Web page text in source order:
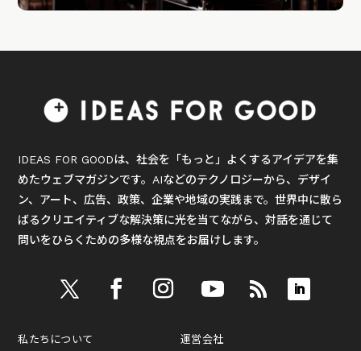
IDEAS FOR GOODは、社会を「もっと」よくするアイデアを集
めたウェブマガジンです。AIなどのテクノロジーから、デザイ
ン、アート、広告、政策、企業や地域の実践まで。世界中に散ら
ばるクリエイティブな解決策に光を当てながら、対話を通じて
問いをひらくための多様な視点をお届けします。
私たちについて 運営会社